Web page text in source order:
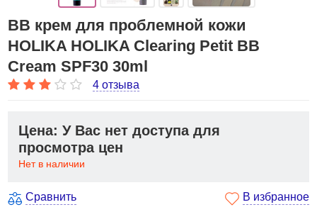
ВВ крем для проблемной кожи
HOLIKA HOLIKA Clearing Petit BB
Cream SPF30 30ml
4 отзыва
Цена: У Вас нет доступа для
просмотра цен
Нет в наличии
Сравнить В избранное